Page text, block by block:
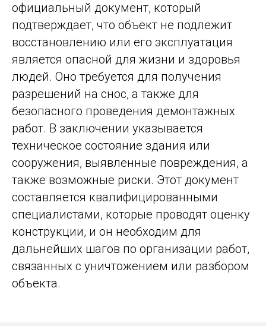
официальный документ, который
подтверждает, что объект не подлежит
восстановлению или его эксплуатация
является опасной для жизни и здоровья
людей. Оно требуется для получения
разрешений на снос, а также для
безопасного проведения демонтажных
работ. В заключении указывается
техническое состояние здания или
сооружения, выявленные повреждения, а
также возможные риски. Этот документ
составляется квалифицированными
специалистами, которые проводят оценку
конструкции, и он необходим для
дальнейших шагов по организации работ,
связанных с уничтожением или разбором
объекта.